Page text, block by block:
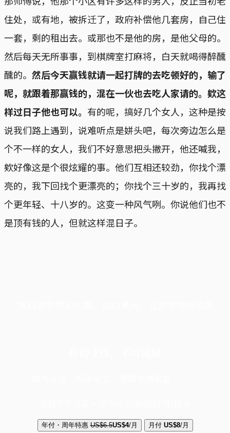
住处，或有地，被拆迁了，政府补偿他几套房，自己住
一套，剩的租出去。或那也不是他的房，是他父母的。
然后每天无所事事，到棋牌室打麻将，白天就喝得醉醺
醺的。 然后今天赢钱就请一起打牌的去吃顿好的，输了
呢，就跟着那赢钱的，混在一伙也去吃人家请的。欸这
样过日子他也可以。 有的呢，搞好几个女人，这种是按
说我们路上遇到，说难听点是姘头吧，每次旁边怎么是
个不一样的女人，我们不好意思把头撇开，他还喊我，
欸好像这是个很炫耀的事。他们互相还较劲，你找个漂
亮的，我下回找个更漂亮的；你找个三十岁的，我再找
个更年轻、十八岁的。这变一种风气咧。你说他们也不
是顶有钱的人，但就这样混日子。
年付・周年特惠 US$6.5US$4/月 月付 US$8/月